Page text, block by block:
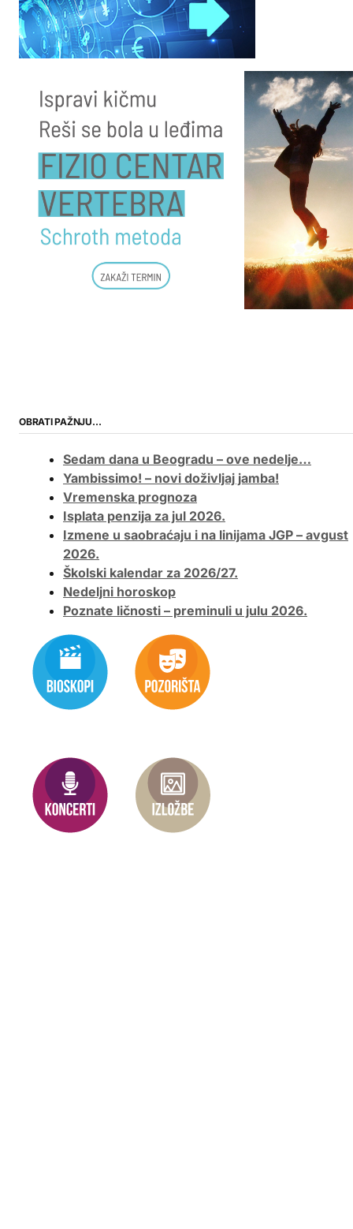
OBRATI PAŽNJU…
Sedam dana u Beogradu – ove nedelje…
Yambissimo! – novi doživljaj jamba!
Vremenska prognoza
Isplata penzija za jul 2026.
Izmene u saobraćaju i na linijama JGP – avgust
2026.
Školski kalendar za 2026/27.
Nedeljni horoskop
Poznate ličnosti – preminuli u julu 2026.